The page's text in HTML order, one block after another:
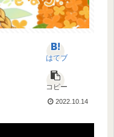
はてブ
コピー
2022.10.14